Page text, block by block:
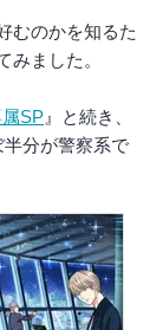
むのかを知るた
ました。
SP』と続き、
分が警察系で